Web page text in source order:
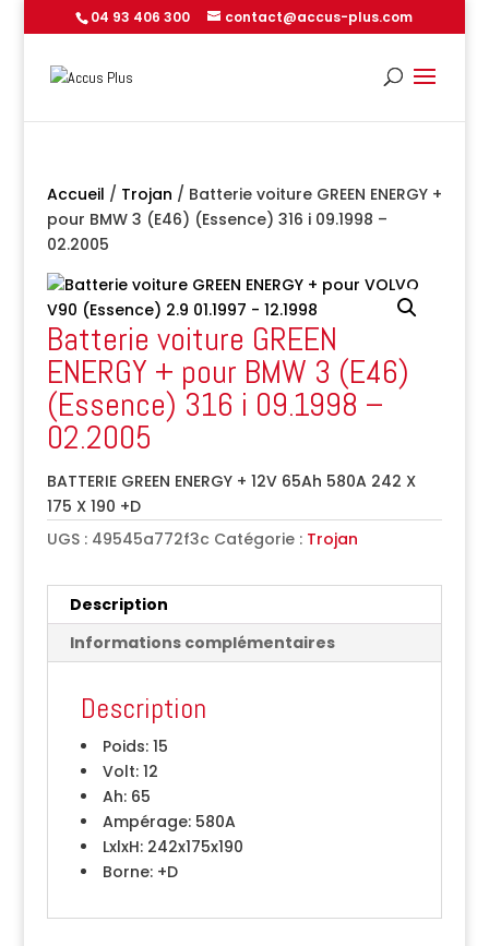
04 93 406 300 contact@accus-plus.com
Accueil / Trojan / Batterie voiture GREEN ENERGY +
pour BMW 3 (E46) (Essence) 316 i 09.1998 –
02.2005
Batterie voiture GREEN
ENERGY + pour BMW 3 (E46)
(Essence) 316 i 09.1998 –
02.2005
BATTERIE GREEN ENERGY + 12V 65Ah 580A 242 X
175 X 190 +D
UGS : 49545a772f3c Catégorie : Trojan
Description
Informations complémentaires
Description
Poids:15
Volt:12
Ah:65
Ampérage:580A
LxlxH:242x175x190
Borne:+D